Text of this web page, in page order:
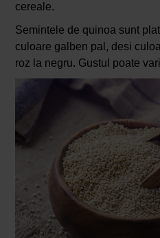
cereale.
Semintele de quinoa sunt
culoare galben pal, desi
roz la negru. Gustul poate